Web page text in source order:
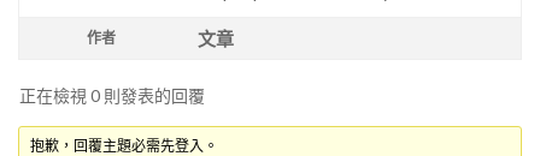
作者 文章
正在檢視 0 則發表的回覆
抱歉，回覆主題必需先登入。